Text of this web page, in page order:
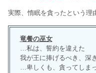
実際、惰眠を貪ったという理
竜餐の巫女
…私は、誓約を違えた
我が王に捧げるべき、深
…卑しくも、貪ってしま